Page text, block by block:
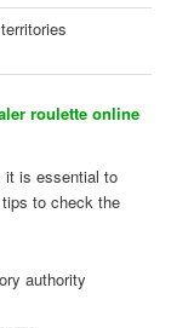
roulette online
it is essential to
to check the
authority